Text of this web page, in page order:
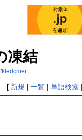
凍結
[ 新規 | 一覧| 単語検索|